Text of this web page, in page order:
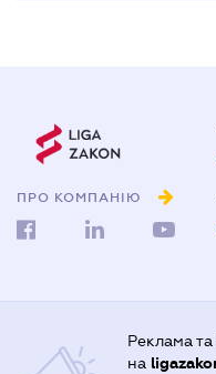
ПРО КОМПАНІЮ
Реклама та
на